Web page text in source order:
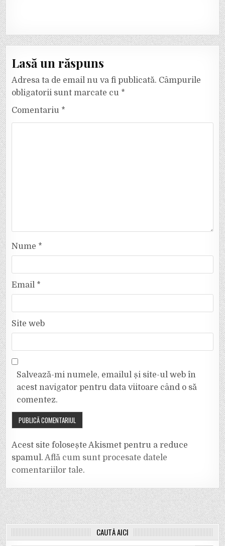
Lasă un răspuns
Adresa ta de email nu va fi publicată. Câmpurile
obligatorii sunt marcate cu *
Comentariu *
Nume *
Email *
Site web
Salvează-mi numele, emailul și site-ul web în
acest navigator pentru data viitoare când o să
comentez.
Acest site folosește Akismet pentru a reduce
spamul.Află cum sunt procesate datele
comentariilor tale.
CAUTĂ AICI